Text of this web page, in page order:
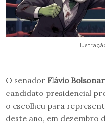
O senador Flávio
candidato presidencial
o escolheu para
deste ano, em dezembro